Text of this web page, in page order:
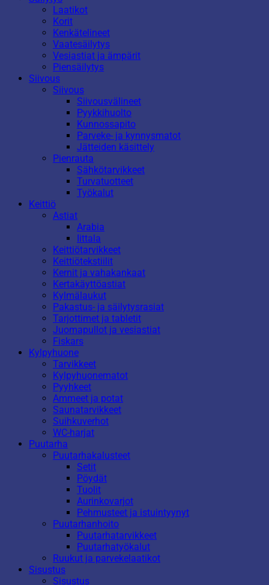
Laatikot
Korit
Kenkätelineet
Vaatesäilytys
Vesiastiat ja ämpärit
Piensäilytys
Siivous
Siivous
Siivousvälineet
Pyykkihuolto
Kunnossapito
Parveke- ja kynnysmatot
Jätteiden käsittely
Pienrauta
Sähkötarvikkeet
Turvatuotteet
Työkalut
Keittiö
Astiat
Arabia
Iittala
Keittiötarvikkeet
Keittiötekstiilit
Kernit ja vahakankaat
Kertakäyttöastiat
Kylmälaukut
Pakastus- ja säilytysrasiat
Tarjottimet ja tabletit
Juomapullot ja vesiastiat
Fiskars
Kylpyhuone
Tarvikkeet
Kylpyhuonematot
Pyyhkeet
Ammeet ja potat
Saunatarvikkeet
Suihkuverhot
WC-harjat
Puutarha
Puutarhakalusteet
Setit
Pöydät
Tuolit
Aurinkovarjot
Pehmusteet ja istuintyynyt
Puutarhanhoito
Puutarhatarvikkeet
Puutarhatyökalut
Ruukut ja parvekelaatikot
Sisustus
Sisustus